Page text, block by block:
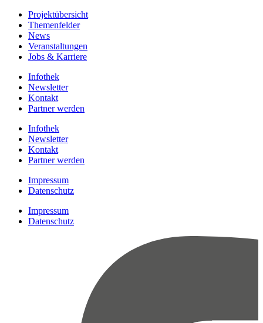
Projektübersicht
Themenfelder
News
Veranstaltungen
Jobs & Karriere
Infothek
Newsletter
Kontakt
Partner werden
Infothek
Newsletter
Kontakt
Partner werden
Impressum
Datenschutz
Impressum
Datenschutz